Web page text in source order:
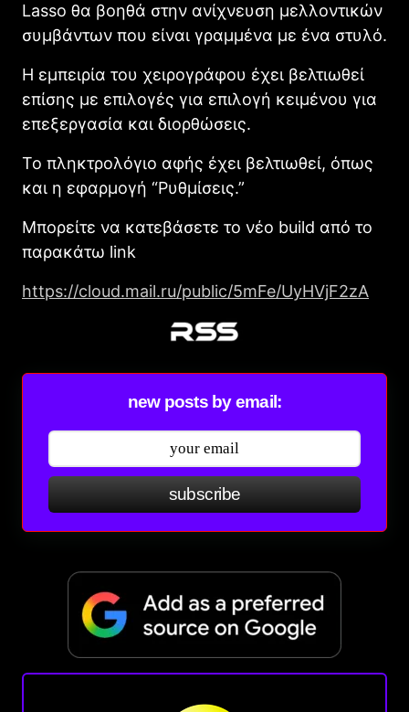
Lasso θα βοηθά στην ανίχνευση μελλοντικών
συμβάντων που είναι γραμμένα με ένα στυλό.
Η εμπειρία του χειρογράφου έχει βελτιωθεί
επίσης με επιλογές για επιλογή κειμένου για
επεξεργασία και διορθώσεις.
Το πληκτρολόγιο αφής έχει βελτιωθεί, όπως
και η εφαρμογή “Ρυθμίσεις.”
Μπορείτε να κατεβάσετε το νέο build από το
παρακάτω link
https://cloud.mail.ru/public/5mFe/UyHVjF2zA
new posts by email:
subscribe